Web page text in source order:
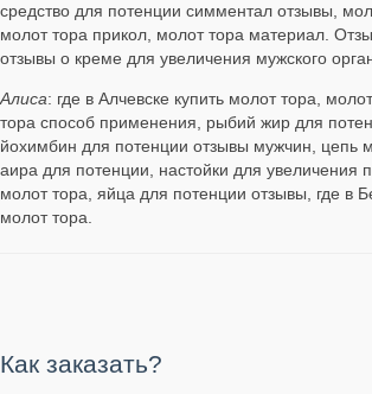
средство для потенции симментал отзывы,
молот тора прикол, молот тора материал.
отзывы о креме для увеличения мужского
Алиса: где в Алчевске купить молот тора,
тора способ применения, рыбий жир для
йохимбин для потенции отзывы мужчин, цепь
аира для потенции, настойки для увеличения
молот тора, яйца для потенции отзывы, где в
молот тора.
Как заказать?